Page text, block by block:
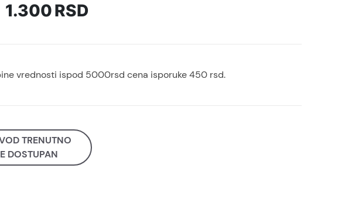
1.300RSD
vrednosti ispod 5000rsd cena isporuke 450 rsd.
TRENUTNO
DOSTUPAN